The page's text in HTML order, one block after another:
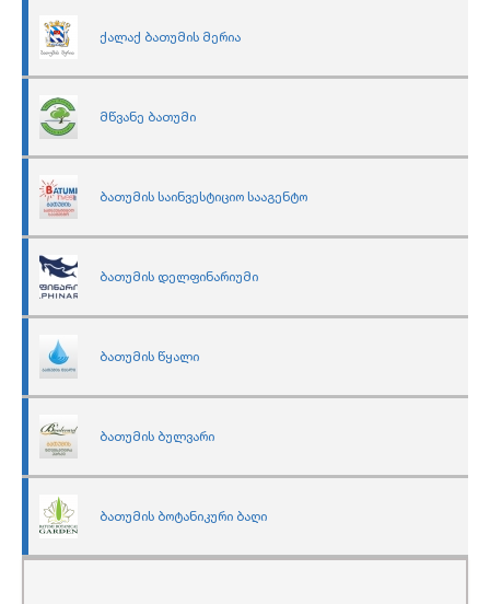
ქალაქ ბათუმის მერია
მწვანე ბათუმი
ბათუმის საინვესტიციო სააგენტო
ბათუმის დელფინარიუმი
ბათუმის წყალი
ბათუმის ბულვარი
ბათუმის ბოტანიკური ბაღი